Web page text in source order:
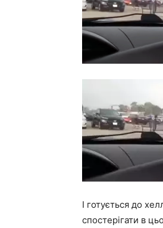
І готується до
спостерігати в